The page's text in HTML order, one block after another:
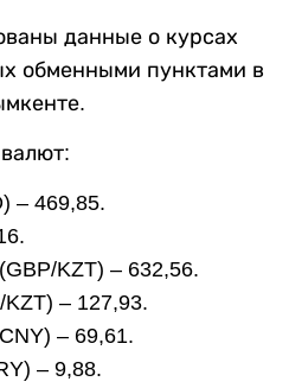
данные о курсах
обменными пунктами в
валют:
– 469,85.
KZT) – 632,56.
– 127,93.
– 69,61.
– 9,88.